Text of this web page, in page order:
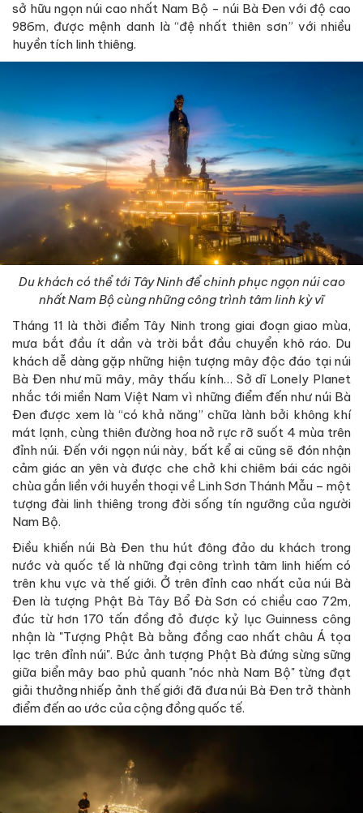
sở hữu ngọn núi cao nhất Nam Bộ - núi Bà Đen với độ cao
986m, được mệnh danh là “đệ nhất thiên sơn” với nhiều
huyền tích linh thiêng.
Du khách có thể tới Tây Ninh để chinh phục ngọn núi cao
nhất Nam Bộ cùng những công trình tâm linh kỳ vĩ
Tháng 11 là thời điểm Tây Ninh trong giai đoạn giao mùa,
mưa bắt đầu ít dần và trời bắt đầu chuyển khô ráo. Du
khách dễ dàng gặp những hiện tượng mây độc đáo tại núi
Bà Đen như mũ mây, mây thấu kính… Sở dĩ Lonely Planet
nhắc tới miền Nam Việt Nam vì những điểm đến như núi Bà
Đen được xem là “có khả năng” chữa lành bởi không khí
mát lạnh, cùng thiên đường hoa nở rực rỡ suốt 4 mùa trên
đỉnh núi. Đến với ngọn núi này, bất kể ai cũng sẽ đón nhận
cảm giác an yên và được che chở khi chiêm bái các ngôi
chùa gắn liền với huyền thoại về Linh Sơn Thánh Mẫu – một
tượng đài linh thiêng trong đời sống tín ngưỡng của người
Nam Bộ.
Điều khiến núi Bà Đen thu hút đông đảo du khách trong
nước và quốc tế là những đại công trình tâm linh hiếm có
trên khu vực và thế giới. Ở trên đỉnh cao nhất của núi Bà
Đen là tượng Phật Bà Tây Bổ Đà Sơn có chiều cao 72m,
đúc từ hơn 170 tấn đồng đỏ được kỷ lục Guinness công
nhận là "Tượng Phật Bà bằng đồng cao nhất châu Á tọa
lạc trên đỉnh núi". Bức ảnh tượng Phật Bà đứng sừng sững
giữa biển mây bao phủ quanh "nóc nhà Nam Bộ" từng đạt
giải thưởng nhiếp ảnh thế giới đã đưa núi Bà Đen trở thành
điểm đến ao ước của cộng đồng quốc tế.